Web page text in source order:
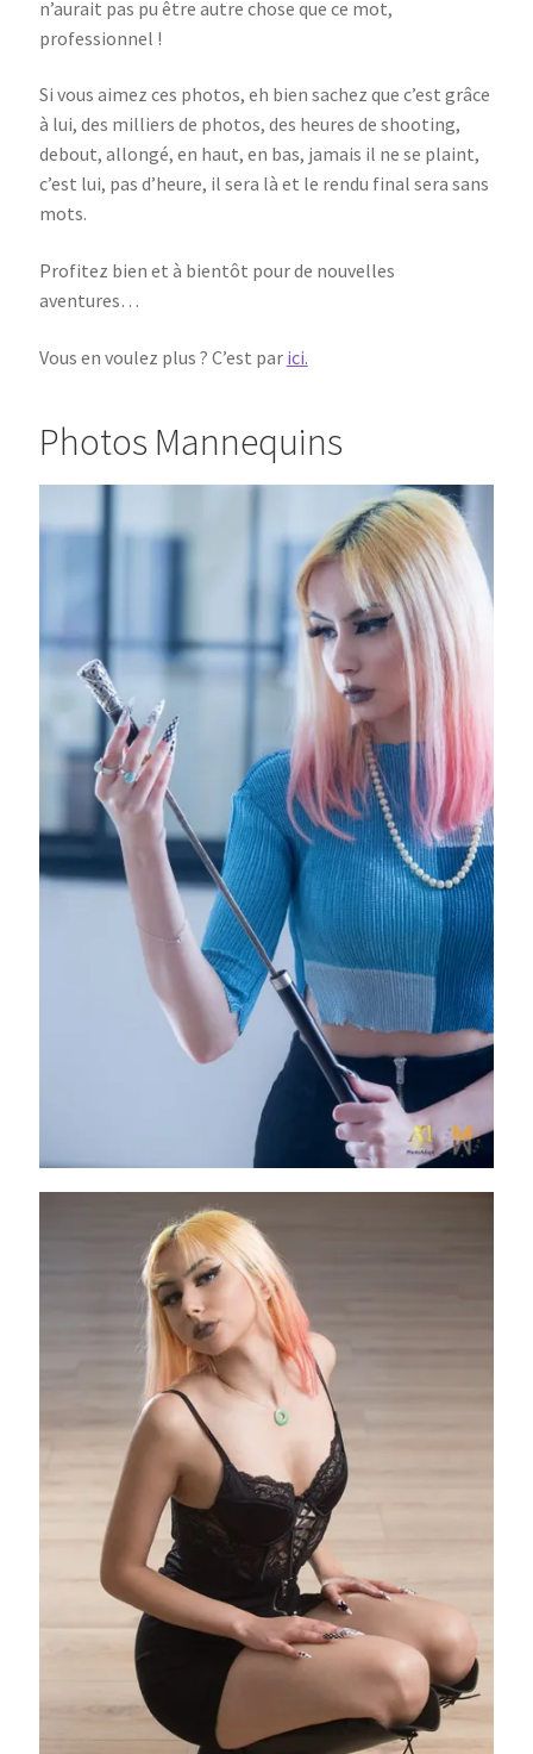
n’aurait pas pu être autre chose que ce mot,
professionnel !
Si vous aimez ces photos, eh bien sachez que c’est grâce
à lui, des milliers de photos, des heures de shooting,
debout, allongé, en haut, en bas, jamais il ne se plaint,
c’est lui, pas d’heure, il sera là et le rendu final sera sans
mots.
Profitez bien et à bientôt pour de nouvelles
aventures…
Vous en voulez plus ? C’est par ici.
Photos Mannequins